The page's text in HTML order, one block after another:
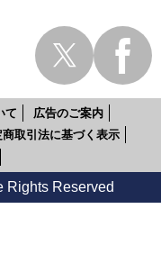
て
広告のご案内
商取引法に基づく表示
Rights Reserved